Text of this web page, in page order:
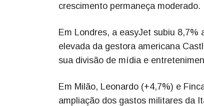
crescimento permaneça moderado.
Em Londres, a easyJet subiu 8,7%
elevada da gestora americana
sua divisão de mídia e
Em Milão, Leonardo (+4,7%) e
ampliação dos gastos militares da